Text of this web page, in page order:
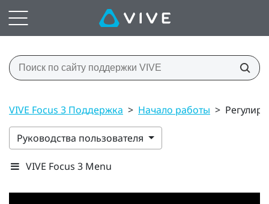
VIVE Focus 3 Поддержка > Начало работы >
Руководства пользователя
VIVE Focus 3 Menu